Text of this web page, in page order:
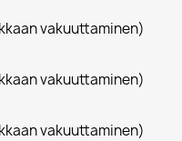
vakuuttaminen)
vakuuttaminen)
vakuuttaminen)